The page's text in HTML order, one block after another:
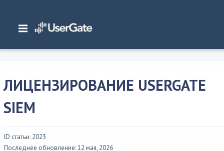
Главная/ Документация/SIEM/
UserGate SIEM 7.x Руководство администратора
ЛИЦЕНЗИРОВАНИЕ USERGATE
SIEM
ID статьи: 2023
Последнее обновление: 12 мая, 2026